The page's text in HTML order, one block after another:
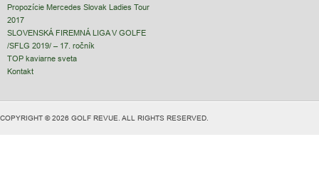
Propozície Mercedes Slovak Ladies Tour
2017
SLOVENSKÁ FIREMNÁ LIGA V GOLFE
/SFLG 2019/ – 17. ročník
TOP kaviarne sveta
Kontakt
COPYRIGHT © 2026 GOLF REVUE. ALL RIGHTS RESERVED.